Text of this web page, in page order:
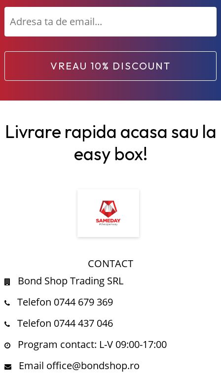
VREAU 10% DISCOUNT
Livrare rapida acasa sau la
easy box!
CONTACT
Bond Shop Trading SRL
Telefon 0744 679 369
Telefon 0744 437 046
Program contact: L-V 09:00-17:00
Email office@bondshop.ro